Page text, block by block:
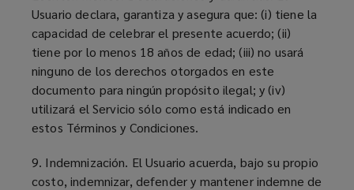
Usuario declara, garantiza y asegura que: (i) tiene la
capacidad de celebrar el presente acuerdo; (ii)
tiene por lo menos 18 años de edad; (iii) no usará
ninguno de los derechos otorgados en este
documento para ningún propósito ilegal; y (iv)
utilizará el Servicio sólo como está indicado en
estos Términos y Condiciones.
9. Indemnización. El Usuario acuerda, bajo su propio
costo, indemnizar, defender y mantener indemne de